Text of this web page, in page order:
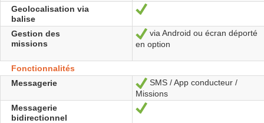
Geolocalisation via
balise
Oui
Gestion des
missions
Oui
via Android ou écran déporté
en option
Fonctionnalités
Messagerie
Oui
SMS / App conducteur /
Missions
Messagerie
bidirectionnel
Oui